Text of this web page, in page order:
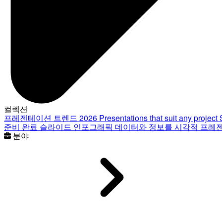
컬렉션
프레젠테이션 트렌드 2026 Presentations that suit any project
준비 완료 슬라이드 인포그래픽 데이터와 정보를 시각적 프레
분야